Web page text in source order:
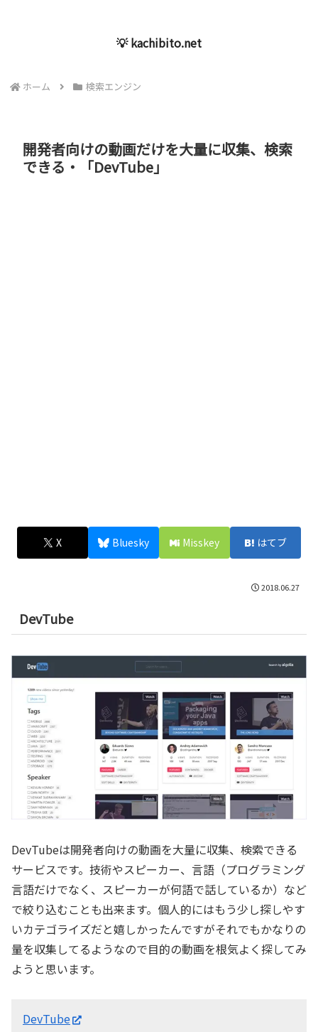
💡 kachibito.net
ホーム 検索エンジン
開発者向けの動画だけを大量に収集、検索
できる・「DevTube」
X Bluesky Misskey はてブ
2018.06.27
DevTube
DevTubeは開発者向けの動画を大量に収集、検索できる
サービスです。技術やスピーカー、言語（プログラミング
言語だけでなく、スピーカーが何語で話しているか）など
で絞り込むことも出来ます。個人的にはもう少し探しやす
いカテゴライズだと嬉しかったんですがそれでもかなりの
量を収集してるようなので目的の動画を根気よく探してみ
ようと思います。
DevTube